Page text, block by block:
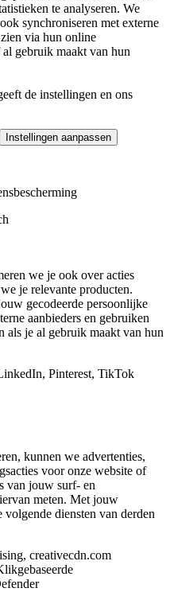
te analyseren. We
synchroniseren met externe
via hun online
gebruik maakt van hun
de instellingen en ons
Instellingen aanpassen
we je ook over acties
je relevante producten.
gecodeerde persoonlijke
aanbieders en gebruiken
als je al gebruik maakt van hun
Pinterest, TikTok
kunnen we advertenties,
voor onze website of
van jouw surf- en
meten. Met jouw
diensten van derden
creativecdn.com